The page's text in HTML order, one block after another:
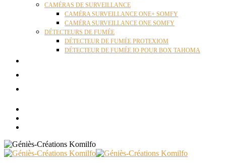
CAMÉRAS DE SURVEILLANCE
CAMÉRA SURVEILLANCE ONE+ SOMFY
CAMÉRA SURVEILLANCE ONE SOMFY
DÉTECTEURS DE FUMÉE
DÉTECTEUR DE FUMÉE PROTEXIOM
DÉTECTEUR DE FUMÉE IO POUR BOX TAHOMA